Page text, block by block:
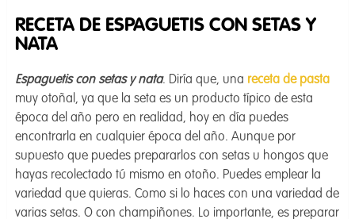
RECETA DE ESPAGUETIS CON SETAS Y
NATA
Espaguetis con setas y nata. Diría que, una receta de pasta
muy otoñal, ya que la seta es un producto típico de esta
época del año pero en realidad, hoy en día puedes
encontrarla en cualquier época del año. Aunque por
supuesto que puedes prepararlos con setas u hongos que
hayas recolectado tú mismo en otoño. Puedes emplear la
variedad que quieras. Como si lo haces con una variedad de
varias setas. O con champiñones. Lo importante, es preparar